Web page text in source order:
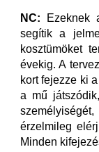
NC:
Ezeknek
segítik a
kosztümöket
évekig. A
kort fejezze ki
a mű
érzelmileg
Minden